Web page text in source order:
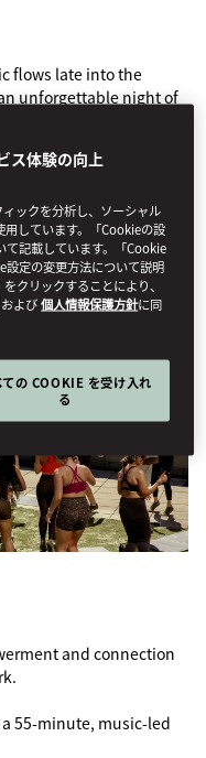
flows late into the
unforgettable night of
and connection
55-minute, music-led
ス体験の向上
ックを分析し、ソーシャル
用しています。「Cookieの設
て記載しています。「Cookie
定の変更方法について説明
クリックすることにより、
および個人情報保護方針に同
ての COOKIE を受け入れ
る